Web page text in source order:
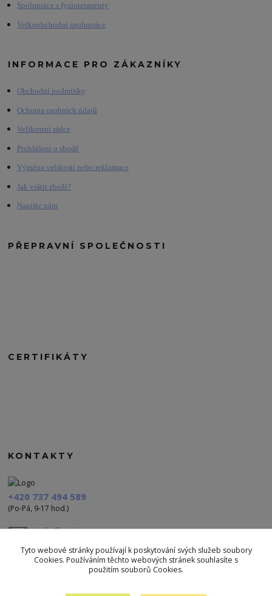
Spolupráce s fyzioterapeuty
Velkoobchodní spolupráce
INFORMACE PRO ZÁKAZNÍKY
Obchodní podmínky
Ochrana osobních údajů
Velikostní rádce
Prohlášení o shodě
Výměna velikosti nebo reklamace
Jak vrátit zboží?
Napište nám
PŘEPRAVNÍ SPOLEČNOSTI
CERTIFIKÁTY
KONTAKTY
+420 737 494 589
(Po-Pá, 9-17 hod.)
info@polezu.cz
Tyto webové stránky používají k poskytování svých služeb soubory
Cookies. Používáním těchto webových stránek souhlasíte s
použitím souborů Cookies.